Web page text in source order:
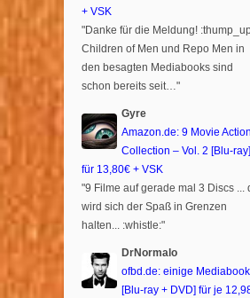
+ VSK
"Danke für die Meldung!
Children of Men und Repo Men in
den besagten Mediabooks sind
schon bereits seit…"
Gyre
Amazon.de: 9 Movie Action
Collection – Vol. 2 [Blu-ray]
für 13,80€ + VSK
"9 Filme auf gerade mal 3 Discs ...
wird sich der Spaß in Grenzen
halten... :whistle:"
DrNormalo
ofbd.de: einige
[Blu-ray + DVD] für je